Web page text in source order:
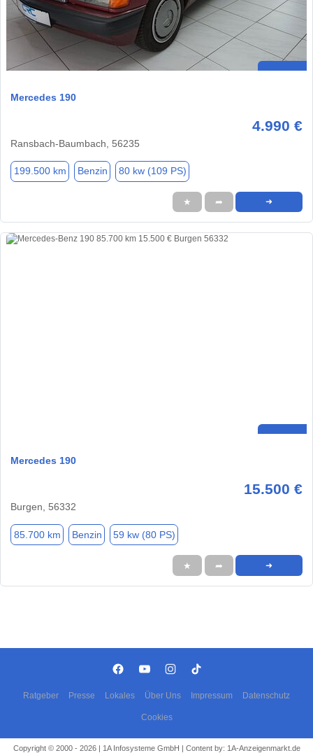
Mercedes 190
4.990 €
Ransbach-Baumbach, 56235
199.500 km Benzin 80 kw (109 PS)
★ ➦ ➜
Mercedes 190
15.500 €
Burgen, 56332
85.700 km Benzin 59 kw (80 PS)
★ ➦ ➜
Ratgeber Presse Lokales Über Uns Impressum Datenschutz
Cookies
Copyright © 2000 - 2026 | 1A Infosysteme GmbH | Content by: 1A-Anzeigenmarkt.de